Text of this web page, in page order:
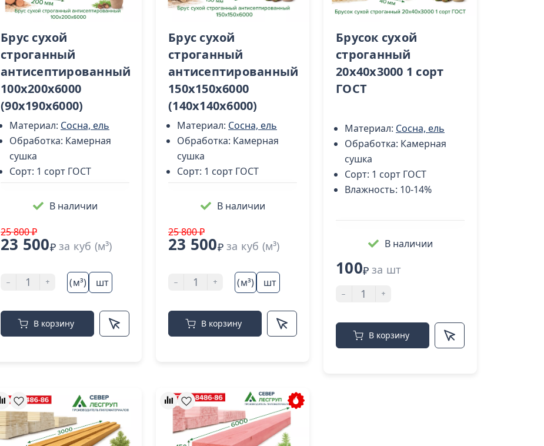
Брус сухой
строганный
антисептированный
100х200х6000
(90х190х6000)
Материал: Сосна, ель
Обработка: Камерная
сушка
Сорт: 1 сорт ГОСТ
В наличии
25 800 ₽
23 500₽ за куб (м³)
- + (м³) шт
В корзину
Брус сухой
строганный
антисептированный
150х150х6000
(140х140х6000)
Материал: Сосна, ель
Обработка: Камерная
сушка
Сорт: 1 сорт ГОСТ
В наличии
25 800 ₽
23 500₽ за куб (м³)
- + (м³) шт
В корзину
Брусок сухой
строганный
20х40х3000 1 сорт
ГОСТ
Материал: Сосна, ель
Обработка: Камерная
сушка
Сорт: 1 сорт ГОСТ
Влажность: 10-14%
В наличии
100₽ за шт
- +
В корзину